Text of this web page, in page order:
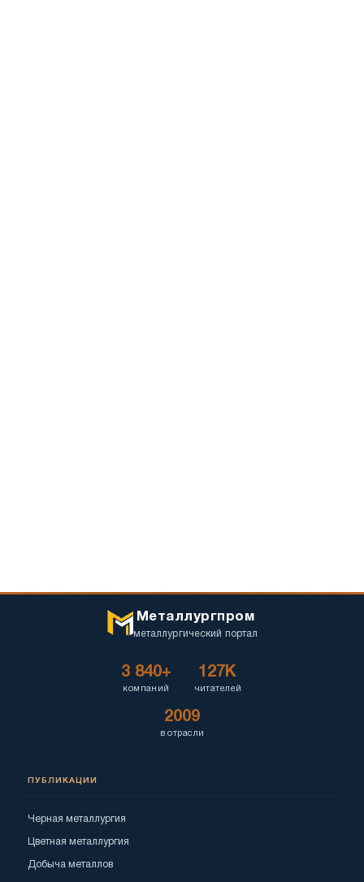
Металлургпром
металлургический портал
3 840+
компаний
127K
читателей
2009
в отрасли
ПУБЛИКАЦИИ
Черная металлургия
Цветная металлургия
Добыча металлов